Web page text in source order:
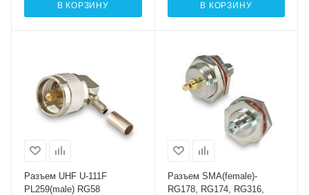
В КОРЗИНУ В КОРЗИНУ
Разъем UHF U-111F
PL259(male) RG58
Разъем SMA(female)-
RG178, RG174, RG316,